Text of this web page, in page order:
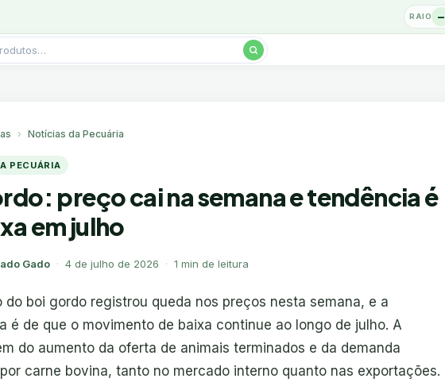
RAIO −
Notícias da Pecuária
PECUÁRIA
preço cai na semana e tendência é
em julho
Gado · 4 de julho de 2026 · 1 min de leitura
do boi gordo registrou queda nos preços nesta semana, e a
é de que o movimento de baixa continue ao longo de julho. A
do aumento da oferta de animais terminados e da demanda
carne bovina, tanto no mercado interno quanto nas exportações.